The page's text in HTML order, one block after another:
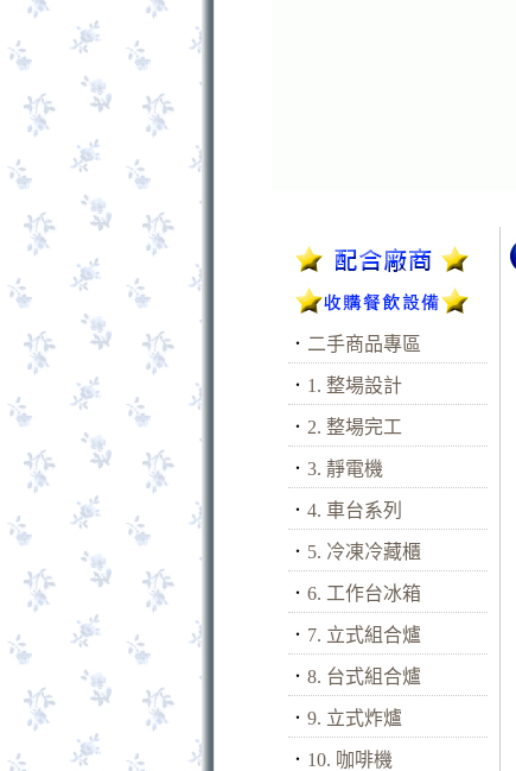
． 二手商品專區
． 1. 整場設計
． 2. 整場完工
． 3. 靜電機
． 4. 車台系列
． 5. 冷凍冷藏櫃
． 6. 工作台冰箱
． 7. 立式組合爐
． 8. 台式組合爐
． 9. 立式炸爐
． 10. 咖啡機